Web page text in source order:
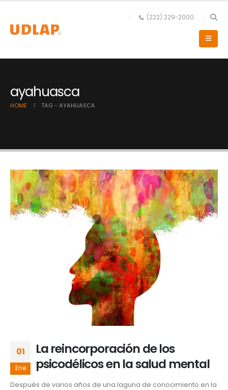
(222) 229-2000
ayahuasca
HOME TAG - AYAHUASCA
01
Ene
La reincorporación de los
psicodélicos en la salud mental
Después de varios años de una laguna de conocimiento en la